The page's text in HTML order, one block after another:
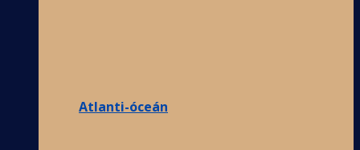
Atlanti-óceán